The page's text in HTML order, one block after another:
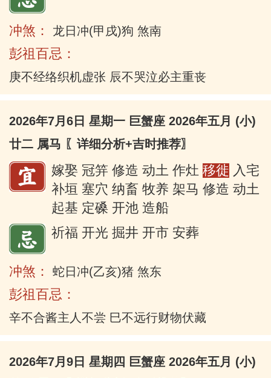
冲煞： 龙日冲(甲戌)狗 煞南
彭祖百忌：
庚不经络织机虚张 辰不哭泣必主重丧
2026年7月6日 星期一 巨蟹座 2026年五月 (小)
廿二 属马 〖详细分析+吉时推荐〗
嫁娶 冠笄 修造 动土 作灶 移徙 入宅
补垣 塞穴 纳畜 牧养 架马 修造 动土
起基 定磉 开池 造船
祈福 开光 掘井 开市 安葬
冲煞： 蛇日冲(乙亥)猪 煞东
彭祖百忌：
辛不合酱主人不尝 巳不远行财物伏藏
2026年7月9日 星期四 巨蟹座 2026年五月 (小)